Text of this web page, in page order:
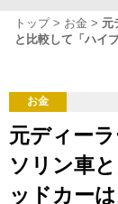
トップ お金
元
と比較して「ハイ
お金
元ディー
ソリン車
ッドカー